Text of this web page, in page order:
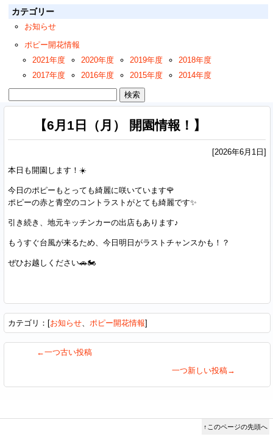
カテゴリー
お知らせ
ポピー開花情報
2021年度
2020年度 2019年度
2018年度
2017年度
2016年度 2015年度
2014年度
索:
【6月1日（月） 開園情報！】
[2026年6月1日]
本日も開園します！☀️
今日のポピーもとっても綺麗に咲いています🌹
ポピーの赤と青空のコントラストがとても綺麗です✨️
引き続き、地元キッチンカーの出店もあります♪
もうすぐ台風が来るため、今日明日がラストチャンスかも！？
ぜひお越しください🚗🏍️
カテゴリ：[お知らせ、 ポピー開花情報]
←一つ古い投稿
一つ新しい投稿→
↑このページの先頭へ